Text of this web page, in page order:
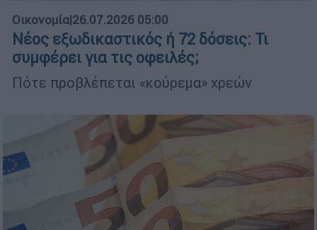
Οικονομία|26.07.2026 05:00
Νέος εξωδικαστικός ή 72 δόσεις: Τι
συμφέρει για τις οφειλές;
Πότε προβλέπεται «κούρεμα» χρεών